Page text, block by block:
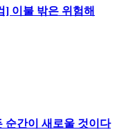
이불 밖은 위험해
순간이 새로울 것이다